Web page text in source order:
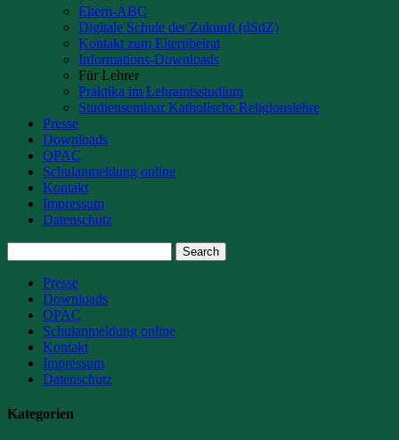
Eltern-ABC
Digitale Schule der Zukunft (dSdZ)
Kontakt zum Elternbeirat
Informations-Downloads
Für Lehrer
Praktika im Lehramtsstudium
Studienseminar Katholische Religionslehre
Presse
Downloads
OPAC
Schulanmeldung online
Kontakt
Impressum
Datenschutz
Presse
Downloads
OPAC
Schulanmeldung online
Kontakt
Impressum
Datenschutz
Kategorien